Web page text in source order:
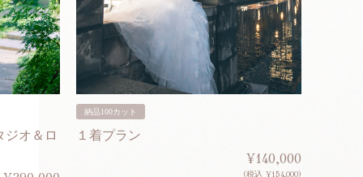
ジオ＆ロ
納品100カット
１着プラン
¥140,000
(税込 ¥154,000)